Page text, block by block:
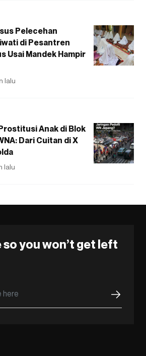
Pelecehan
di Pesantren
Usai Mandek Hampir
lalu
Anak di Blok
Dari Cuitan di X
lalu
you won’t get left